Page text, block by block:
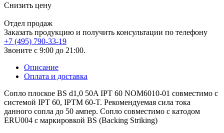
Снизить цену
Отдел продаж
Заказать продукцию и получить консультации по телефону
+7 (495) 790-33-19
Звоните с 9:00 до 21:00.
Описание
Оплата и доставка
Сопло плоское BS d1,0 50A IPT 60 NOM6010-01 совместимо с
системой IPT 60, IPTM 60-T. Рекомендуемая сила тока
данного сопла до 50 ампер. Сопло совместимо с катодом
ERU004 с маркировкой BS (Backing Striking)